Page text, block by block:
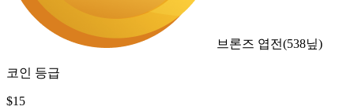
브론즈 엽전(538닢)
코인 등급
$15